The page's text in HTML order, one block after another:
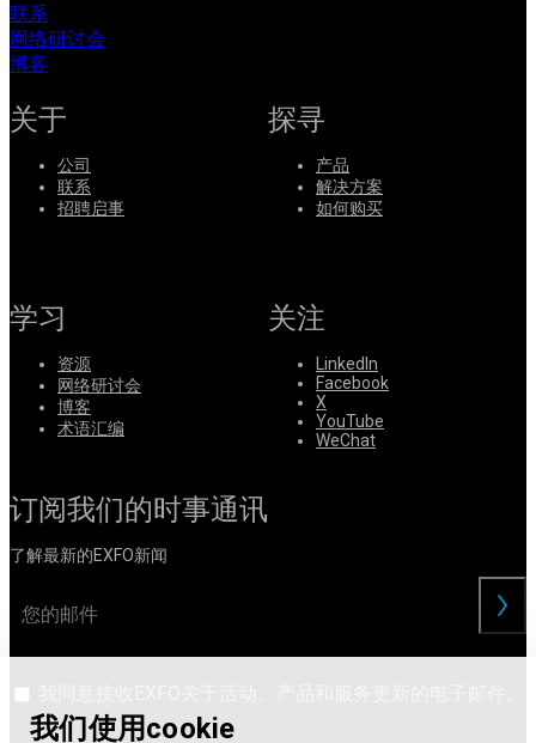
我们使用cookie
何
购
买
资
公
合
伙
应
联系
网络研讨会
博客
关于
公司
联系
招聘启事
探寻
产品
解决方案
如何购买
学习
资源
网络研讨会
博客
术语汇编
关注
LinkedIn
Facebook
X
YouTube
WeChat
订阅我们的时事通讯
了解最新的EXFO新闻